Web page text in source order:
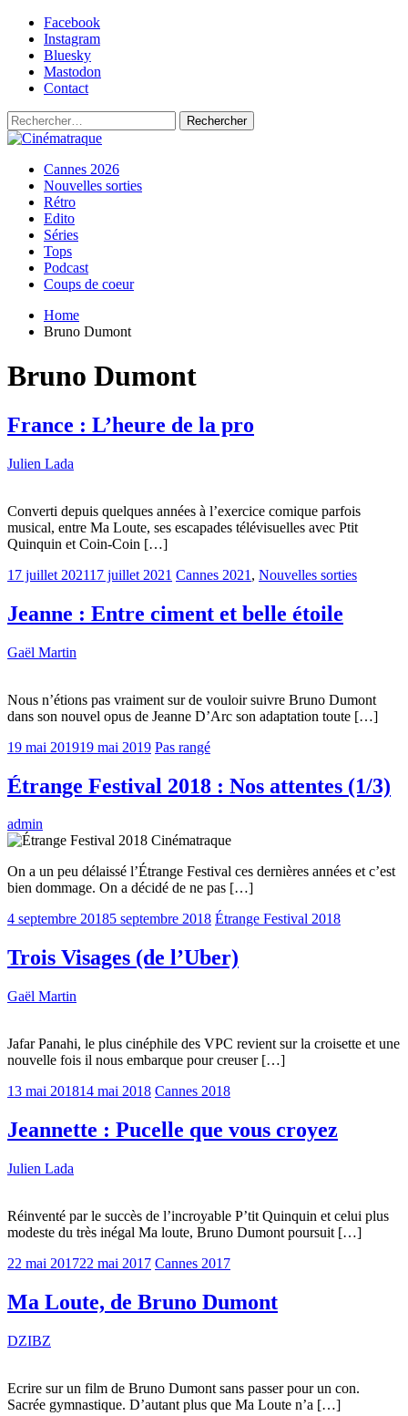
Skip
content
Facebook
Instagram
Bluesky
Mastodon
Contact
Rechercher :
Cinématraque
Si on avait du talent, on ferait des films
Primary
Menu
Cannes 2026
Nouvelles sorties
Rétro
Edito
Séries
Tops
Podcast
Coups de coeur
Home
Bruno Dumont
Bruno Dumont
France : L’heure de la pro
Julien Lada
Converti depuis quelques années à l’exercice comique parfois
musical, entre Ma Loute, ses escapades télévisuelles avec Ptit
Quinquin et Coin-Coin […]
17 juillet 202117 juillet 2021 Cannes 2021 , Nouvelles sorties
Jeanne : Entre ciment et belle étoile
Gaël Martin
Nous n’étions pas vraiment sur de vouloir suivre Bruno Dumont
dans son nouvel opus de Jeanne D’Arc son adaptation toute […]
19 mai 201919 mai 2019 Pas rangé
Étrange Festival 2018 : Nos attentes (1/3)
admin
On a un peu délaissé l’Étrange Festival ces dernières années et c’est
bien dommage. On a décidé de ne pas […]
4 septembre 20185 septembre 2018 Étrange Festival 2018
Trois Visages (de l’Uber)
Gaël Martin
Jafar Panahi, le plus cinéphile des VPC revient sur la croisette et une
nouvelle fois il nous embarque pour creuser […]
13 mai 201814 mai 2018 Cannes 2018
Jeannette : Pucelle que vous croyez
Julien Lada
Réinventé par le succès de l’incroyable P’tit Quinquin et celui plus
modeste du très inégal Ma loute, Bruno Dumont poursuit […]
22 mai 201722 mai 2017 Cannes 2017
Ma Loute, de Bruno Dumont
DZIBZ
Ecrire sur un film de Bruno Dumont sans passer pour un con.
Sacrée gymnastique. D’autant plus que Ma Loute n’a […]